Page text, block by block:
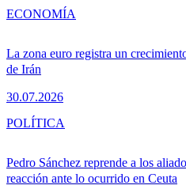
La zona euro registra un
de Irán
30.07.2026
ECONOMÍA
Pedro Sánchez reprende a los
reacción ante lo ocurrido en Ceuta
POLÍTICA